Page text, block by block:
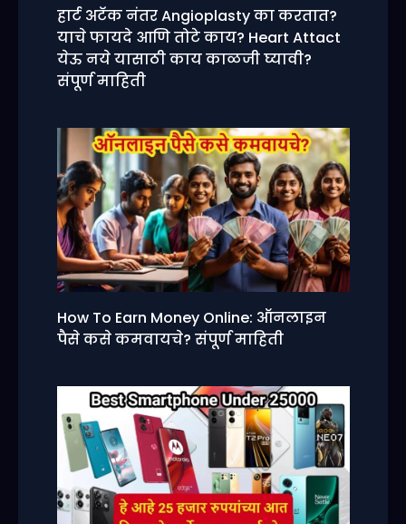
हार्ट अटॅक नंतर Angioplasty का करतात?
याचे फायदे आणि तोटे काय? Heart Attact
येऊ नये यासाठी काय काळजी घ्यावी?
संपूर्ण माहिती
How To Earn Money Online: ऑनलाइन
पैसे कसे कमवायचे? संपूर्ण माहिती